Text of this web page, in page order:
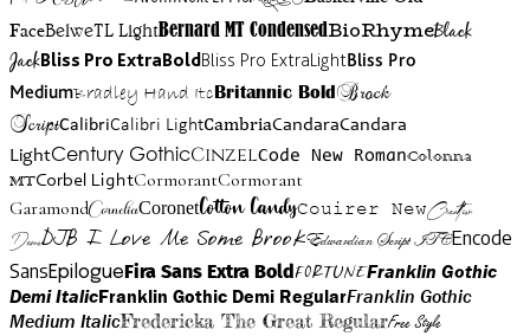
FaceBelweTL LightBernard MT CondensedBioRhymeBlack
JackBliss Pro ExtraBoldBliss Pro ExtraLightBliss Pro
MediumBradley Hand Itc Britannic Bold Brock
ScriptCalibriCalibri LightCambriaCandaraCandara
LightCentury GothicCinzelCode New RomanColonna
MTCorbel LightCormorantCormorant
GaramondCorneliaCoronetCotton CandyCouirer NewCreattion
DemoDJB I Love Me Some BrookEdwardian Script ITCEncode
SansEpilogueFira Sans Extra BoldFortuneFranklin Gothic
Demi ItalicFranklin Gothic Demi RegularFranklin Gothic
Medium ItalicFredericka The Great RegularFree Style